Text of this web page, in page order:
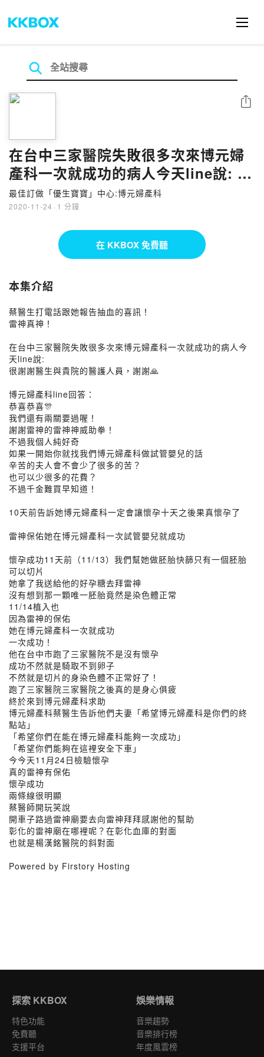
在台中三家醫院失敗很多次來博元婦
產科一次就成功的病人今天line說: 很
謝謝醫生與貴院的醫護人員，謝謝🙏
最佳訂做「優生寶寶」中心:博元婦產科
2020-11-24 · 1 分鐘
分享
在 KKBOX 免費聽
本集介紹
蔡醫生打電話跟她報告抽血的喜訊！
雷神真神！
在台中三家醫院失敗很多次來博元婦產科一次就成功的病人今
天line說:
很謝謝醫生與貴院的醫護人員，謝謝🙏
博元婦產科line回答：
恭喜恭喜🎊
我們還有兩關要過喔！
謝謝雷神的雷神神威助拳！
不過我個人純好奇
如果一開始你就找我們博元婦產科做試管嬰兒的話
辛苦的夫人會不會少了很多的苦？
也可以少很多的花費？
不過千金難買早知道！
10天前告訴她博元婦產科一定會讓懷孕十天之後果真懷孕了
雷神保佑她在博元婦產科一次試管嬰兒就成功
懷孕成功11天前（11/13）我們幫她做胚胎快篩只有一個胚胎
可以切片
她拿了我送給他的好孕糖去拜雷神
沒有想到那一顆唯一胚胎竟然是染色體正常
11/14植入也
因為雷神的保佑
她在博元婦產科一次就成功
一次成功！
他在台中市跑了三家醫院不是沒有懷孕
成功不然就是騎取不到卵子
不然就是切片的身染色體不正常好了！
跑了三家醫院三家醫院之後真的是身心俱疲
終於來到博元婦產科求助
博元婦產科蔡醫生告訴他們夫妻「希望博元婦產科是你們的終
點站」
「希望你們在能在博元婦產科能夠一次成功」
「希望你們能夠在這裡安全下車」
今今天11月24日檢驗懷孕
真的雷神有保佑
懷孕成功
兩條線很明顯
蔡醫師開玩笑說
開車子路過雷神廟要去向雷神拜拜感謝他的幫助
彰化的雷神廟在哪裡呢？在彰化血庫的對面
也就是楊漢銘醫院的斜對面
Powered by Firstory Hosting
探索 KKBOX
特色功能
免費聽
支援平台
娛樂情報
音樂趨勢
音樂排行榜
年度風雲榜